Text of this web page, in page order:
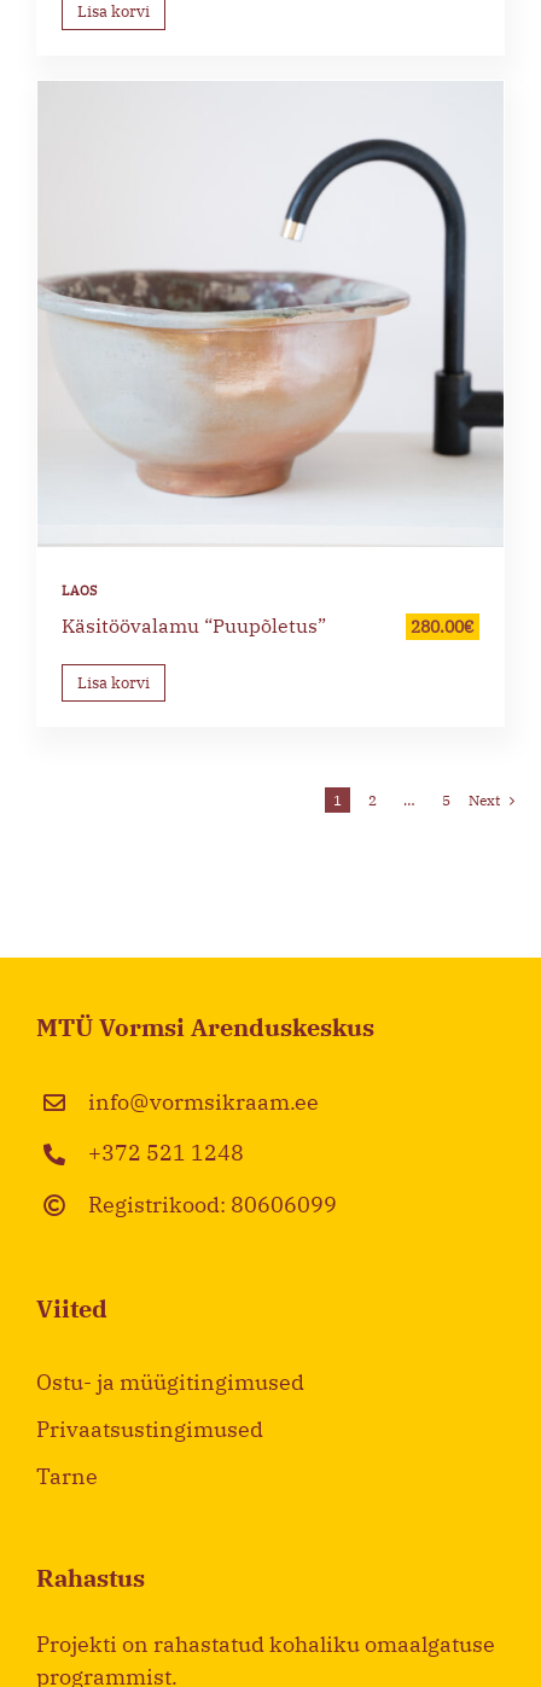
Lisa korvi
Käsitöövalamu “Puupõletus” 280.00€
Lisa korvi
1 2 … 5 Next
MTÜ Vormsi Arenduskeskus
info@vormsikraam.ee
+372 521 1248
Registrikood: 80606099
Viited
Ostu- ja müügitingimused
Privaatsustingimused
Tarne
Rahastus
Projekti on rahastatud kohaliku omaalgatuse
programmist.